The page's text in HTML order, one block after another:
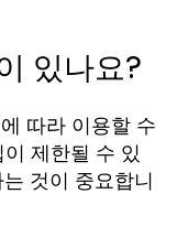
있나요?
따라 이용할 수
제한될 수 있
것이 중요합니